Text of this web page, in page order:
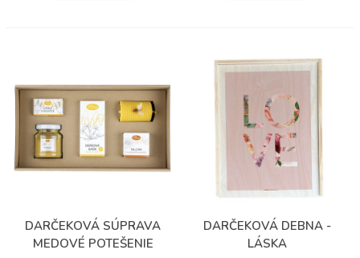
DARČEKOVÁ SÚPRAVA
MEDOVÉ POTEŠENIE
DARČEKOVÁ DEBNA -
LÁSKA